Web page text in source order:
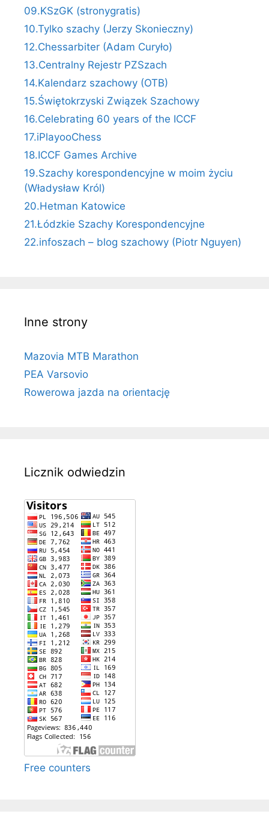
09.KSzGK (stronygratis)
10.Tylko szachy (Jerzy Skonieczny)
12.Chessarbiter (Adam Curyło)
13.Centralny Rejestr PZSzach
14.Kalendarz szachowy (OTB)
15.Świętokrzyski Związek Szachowy
16.Celebrating 60 years of the ICCF
17.iPlayooChess
18.ICCF Games Archive
19.Szachy korespondencyjne w moim życiu
(Władysław Król)
20.Hetman Katowice
21.Łódzkie Szachy Korespondencyjne
22.infoszach – blog szachowy (Piotr Nguyen)
Inne strony
Mazovia MTB Marathon
PEA Varsovio
Rowerowa jazda na orientację
Licznik odwiedzin
Free counters